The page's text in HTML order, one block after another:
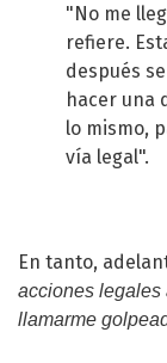
"No me
refiere.
después
hacer una
lo mismo,
vía legal".
En tanto,
acciones legales
llamarme